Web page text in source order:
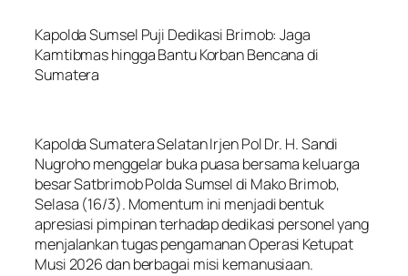
Kapolda Sumsel Puji Dedikasi Brimob: Jaga
Kamtibmas hingga Bantu Korban Bencana di
Sumatera
Kapolda Sumatera Selatan Irjen Pol Dr. H. Sandi
Nugroho menggelar buka puasa bersama keluarga
besar Satbrimob Polda Sumsel di Mako Brimob,
Selasa (16/3). Momentum ini menjadi bentuk
apresiasi pimpinan terhadap dedikasi personel yang
menjalankan tugas pengamanan Operasi Ketupat
Musi 2026 dan berbagai misi kemanusiaan.